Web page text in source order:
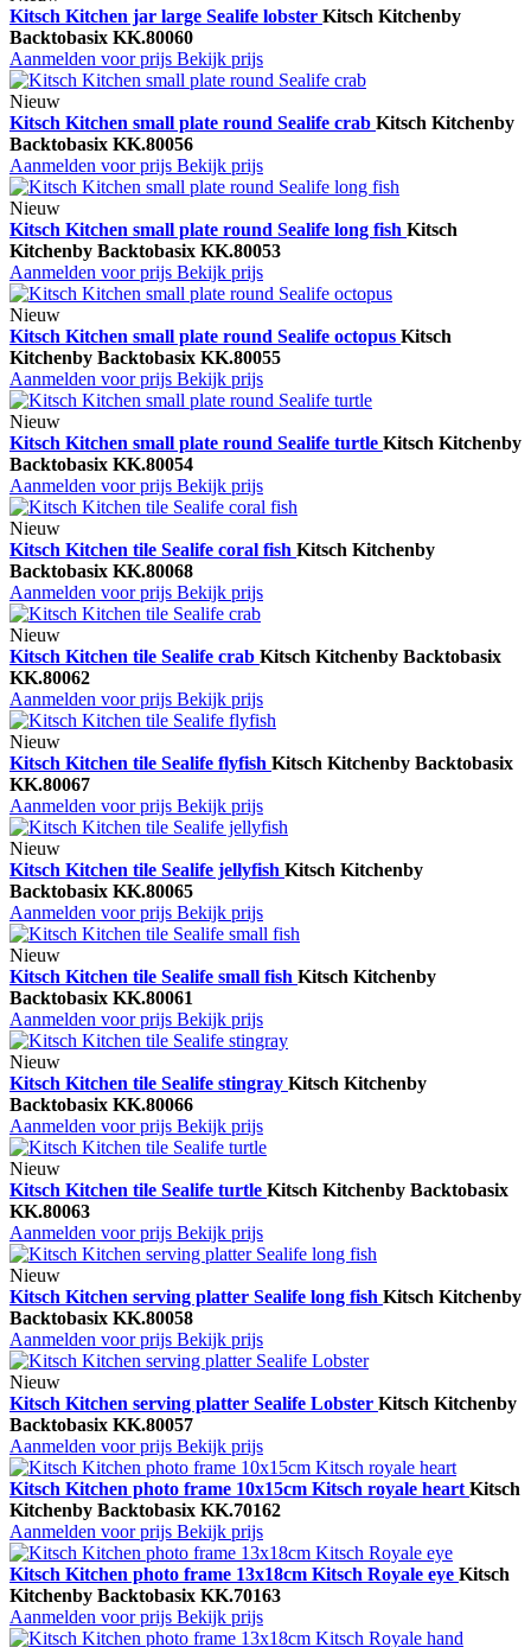
Kitsch Kitchen jar large Sealife lobster Kitsch Kitchenby
Backtobasix KK.80060
Aanmelden voor prijs Bekijk prijs
Nieuw
Kitsch Kitchen small plate round Sealife crab Kitsch Kitchenby
Backtobasix KK.80056
Aanmelden voor prijs Bekijk prijs
Nieuw
Kitsch Kitchen small plate round Sealife long fish Kitsch
Kitchenby Backtobasix KK.80053
Aanmelden voor prijs Bekijk prijs
Nieuw
Kitsch Kitchen small plate round Sealife octopus Kitsch
Kitchenby Backtobasix KK.80055
Aanmelden voor prijs Bekijk prijs
Nieuw
Kitsch Kitchen small plate round Sealife turtle Kitsch Kitchenby
Backtobasix KK.80054
Aanmelden voor prijs Bekijk prijs
Nieuw
Kitsch Kitchen tile Sealife coral fish Kitsch Kitchenby
Backtobasix KK.80068
Aanmelden voor prijs Bekijk prijs
Nieuw
Kitsch Kitchen tile Sealife crab Kitsch Kitchenby Backtobasix
KK.80062
Aanmelden voor prijs Bekijk prijs
Nieuw
Kitsch Kitchen tile Sealife flyfish Kitsch Kitchenby Backtobasix
KK.80067
Aanmelden voor prijs Bekijk prijs
Nieuw
Kitsch Kitchen tile Sealife jellyfish Kitsch Kitchenby
Backtobasix KK.80065
Aanmelden voor prijs Bekijk prijs
Nieuw
Kitsch Kitchen tile Sealife small fish Kitsch Kitchenby
Backtobasix KK.80061
Aanmelden voor prijs Bekijk prijs
Nieuw
Kitsch Kitchen tile Sealife stingray Kitsch Kitchenby
Backtobasix KK.80066
Aanmelden voor prijs Bekijk prijs
Nieuw
Kitsch Kitchen tile Sealife turtle Kitsch Kitchenby Backtobasix
KK.80063
Aanmelden voor prijs Bekijk prijs
Nieuw
Kitsch Kitchen serving platter Sealife long fish Kitsch Kitchenby
Backtobasix KK.80058
Aanmelden voor prijs Bekijk prijs
Nieuw
Kitsch Kitchen serving platter Sealife Lobster Kitsch Kitchenby
Backtobasix KK.80057
Aanmelden voor prijs Bekijk prijs
Kitsch Kitchen photo frame 10x15cm Kitsch royale heart Kitsch
Kitchenby Backtobasix KK.70162
Aanmelden voor prijs Bekijk prijs
Kitsch Kitchen photo frame 13x18cm Kitsch Royale eye Kitsch
Kitchenby Backtobasix KK.70163
Aanmelden voor prijs Bekijk prijs